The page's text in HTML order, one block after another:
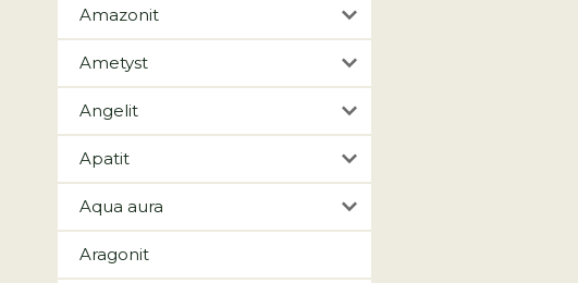
Amazonit
Ametyst
Angelit
Apatit
Aqua aura
Aragonit